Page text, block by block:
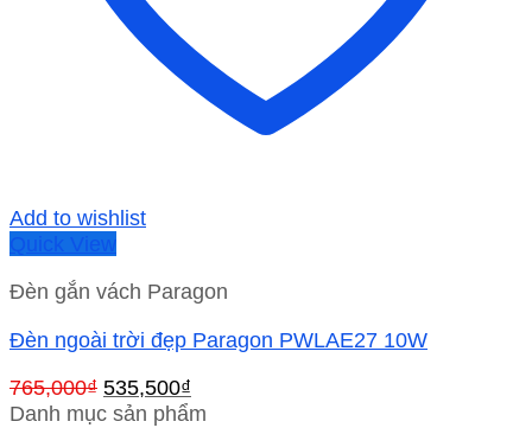
Add to wishlist
Quick View
Đèn gắn vách Paragon
Đèn ngoài trời đẹp Paragon PWLAE27 10W
765,000₫ Giá
gốc
535,500₫
hiện
Danh mục sản phẩm